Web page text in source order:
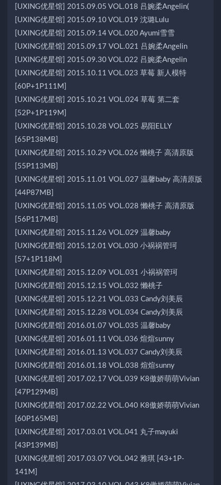
[UXING优星馆] 2015.09.05 VOL.018 吕婉柔Angelin(
[UXING优星馆] 2015.09.10 VOL.019 沈璐Lulu
[UXING优星馆] 2015.09.14 VOL.020 Ayumi雪雪
[UXING优星馆] 2015.09.17 VOL.021 吕婉柔Angelin
[UXING优星馆] 2015.09.30 VOL.022 吕婉柔Angelin
[UXING优星馆] 2015.10.11 VOL.023 草莓 新人模特
[60P+1P111M]
[UXING优星馆] 2015.10.21 VOL.024 草莓 第二套
[52P+1P119M]
[UXING优星馆] 2015.10.28 VOL.025 易阳ELLY
[65P138MB]
[UXING优星馆] 2015.10.29 VOL.026 懒桃子 高清原版
[55P113MB]
[UXING优星馆] 2015.11.01 VOL.027 温馨baby 高清原版
[44P87MB]
[UXING优星馆] 2015.11.05 VOL.028 懒桃子 高清原版
[56P117MB]
[UXING优星馆] 2015.11.26 VOL.029 温馨baby
[UXING优星馆] 2015.12.01 VOL.030 小祸祸管珂
[57+1P118M]
[UXING优星馆] 2015.12.09 VOL.031 小祸祸管珂
[UXING优星馆] 2015.12.15 VOL.032 懒桃子
[UXING优星馆] 2015.12.21 VOL.033 Candy刘美辰
[UXING优星馆] 2015.12.28 VOL.034 Candy刘美辰
[UXING优星馆] 2016.01.07 VOL.035 温馨baby
[UXING优星馆] 2016.01.11 VOL.036 煊煊sunny
[UXING优星馆] 2016.01.13 VOL.037 Candy刘美辰
[UXING优星馆] 2016.01.18 VOL.038 煊煊sunny
[UXING优星馆] 2017.02.17 VOL.039 K8傲娇萌萌Vivian
[47P129MB]
[UXING优星馆] 2017.02.22 VOL.040 K8傲娇萌萌Vivian
[60P165MB]
[UXING优星馆] 2017.03.01 VOL.041 丸子mayuki
[43P139MB]
[UXING优星馆] 2017.03.07 VOL.042 雅琪 [43+1P-
141M]